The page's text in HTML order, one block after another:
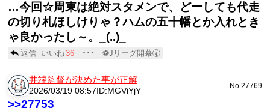
…今回☆周東は絶対スタメンで、どーしても代走
の切り札ほしけりゃ？ハムの五十幡とか入れとき
ゃ良かったし～。_(..)_
返信 いいね36 ･･･ ⚽Jリーグ開幕🕢
井端監督が決めた事が正解
2026/03/19 08:57 ID:MGViYjY
No.27769
>>27753